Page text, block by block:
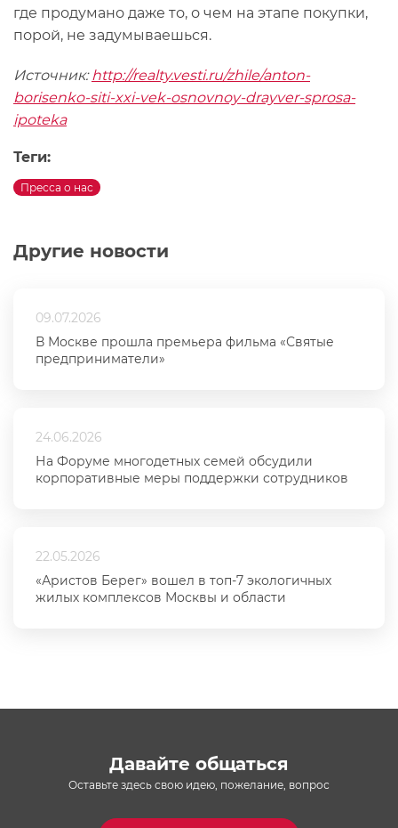
Другие новости
09.07.2026
В Москве прошла премьера фильма «Святые
предприниматели»
24.06.2026
На Форуме многодетных семей обсудили
корпоративные меры поддержки сотрудников
22.05.2026
«Аристов Берег» вошел в топ-7 экологичных
жилых комплексов Москвы и области
где продумано даже то, о чем на этапе покупки,
порой, не задумываешься.
Источник: http://realty.vesti.ru/zhile/anton-
borisenko-siti-xxi-vek-osnovnoy-drayver-sprosa-
ipoteka
Теги:
Пресса о нас
Давайте общаться
Оставьте здесь свою идею, пожелание, вопрос